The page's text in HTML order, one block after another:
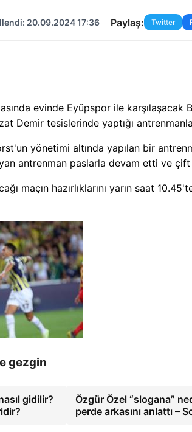
20.09.2024 17:36 Paylaş: Twitter
evinde Eyüpspor ile karşılaşacak
Demir tesislerinde yaptığı
yönetimi altında yapılan bir
antrenman paslarla devam etti ve
maçın hazırlıklarını yarın saat
gezgin
gidilir?
Özgür Özel “slogana”
perde arkasını anlattı –